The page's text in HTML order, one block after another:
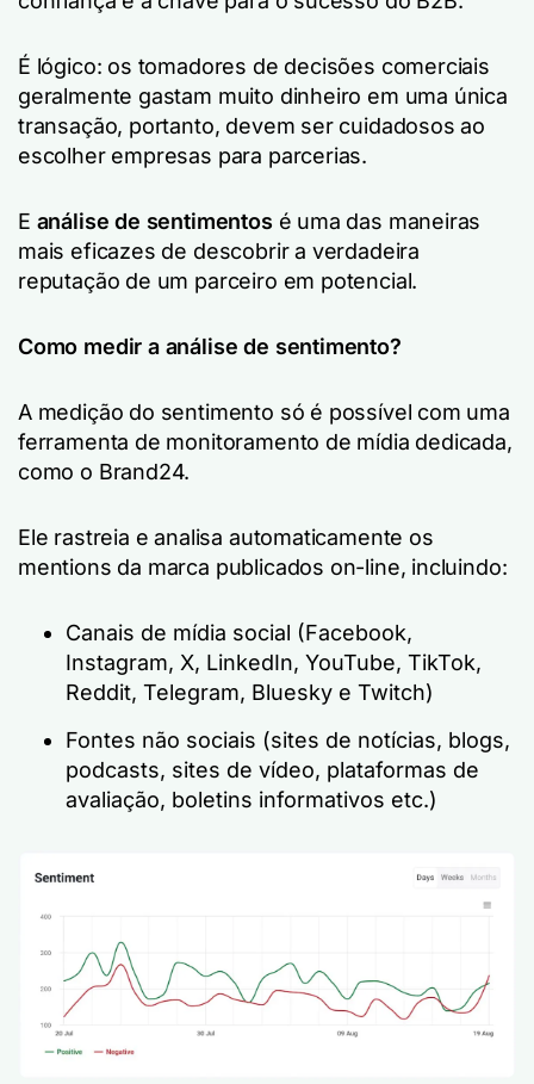
É lógico: os tomadores de decisões comerciais
geralmente gastam muito dinheiro em uma única
transação, portanto, devem ser cuidadosos ao
escolher empresas para parcerias.
E análise de sentimentos é uma das maneiras
mais eficazes de descobrir a verdadeira
reputação de um parceiro em potencial.
Como medir a análise de sentimento?
A medição do sentimento só é possível com uma
ferramenta de monitoramento de mídia dedicada,
como o Brand24.
Ele rastreia e analisa automaticamente os
mentions da marca publicados on-line, incluindo:
Canais de mídia social (Facebook,
Instagram, X, LinkedIn, YouTube, TikTok,
Reddit, Telegram, Bluesky e Twitch)
Fontes não sociais (sites de notícias, blogs,
podcasts, sites de vídeo, plataformas de
avaliação, boletins informativos etc.)